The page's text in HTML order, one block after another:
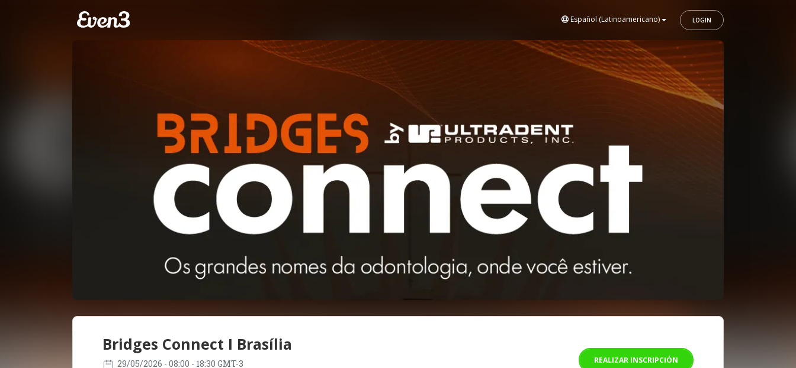
Español (Latinoamericano) LOGIN
Bridges Connect I Brasília
29/05/2026 - 08:00 - 18:30 GMT-3
REALIZAR INSCRIPCIÓN